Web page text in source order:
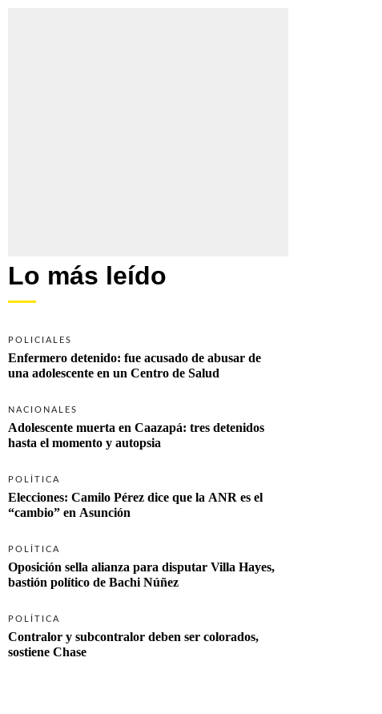
Lo más leído
POLICIALES
Enfermero detenido: fue acusado de abusar de
una adolescente en un Centro de Salud
NACIONALES
Adolescente muerta en Caazapá: tres detenidos
hasta el momento y autopsia
POLÍTICA
Elecciones: Camilo Pérez dice que la ANR es el
POLÍTICA
Oposición sella alianza para disputar Villa Hayes,
bastión político de Bachi Núñez
POLÍTICA
Contralor y subcontralor deben ser colorados,
sostiene Chase